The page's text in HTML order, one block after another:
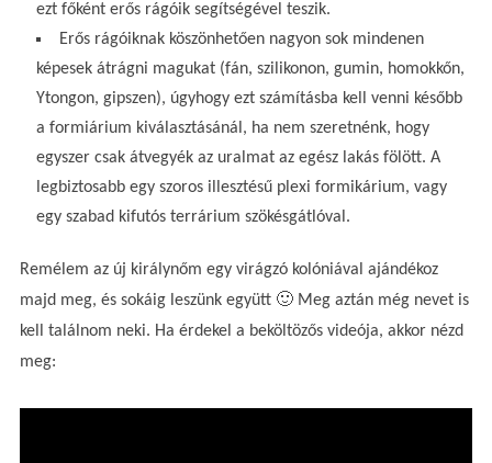
ezt főként erős rágóik segítségével teszik.
Erős rágóiknak köszönhetően nagyon sok mindenen
képesek átrágni magukat (fán, szilikonon, gumin, homokkőn,
Ytongon, gipszen), úgyhogy ezt számításba kell venni később
a formiárium kiválasztásánál, ha nem szeretnénk, hogy
egyszer csak átvegyék az uralmat az egész lakás fölött. A
legbiztosabb egy szoros illesztésű plexi formikárium, vagy
egy szabad kifutós terrárium szökésgátlóval.
Remélem az új királynőm egy virágzó kolóniával ajándékoz
majd meg, és sokáig leszünk együtt 🙂 Meg aztán még nevet is
kell találnom neki. Ha érdekel a beköltözős videója, akkor nézd
meg: